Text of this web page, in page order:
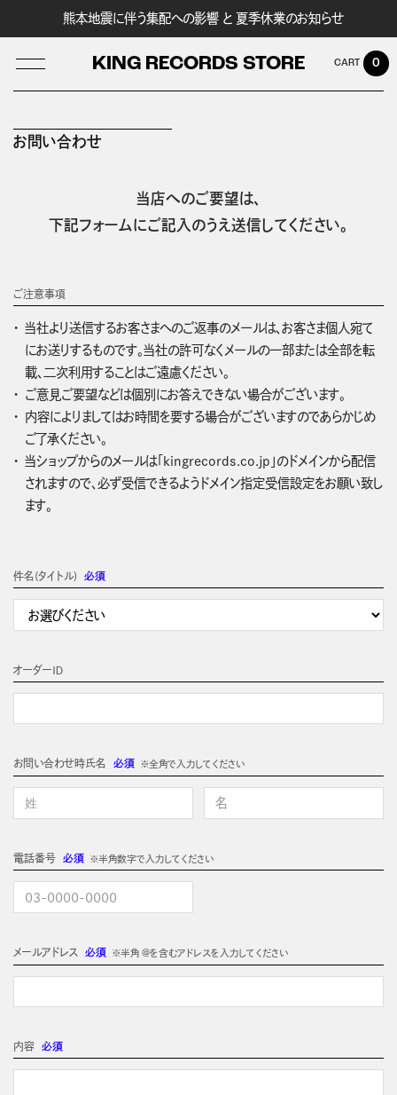
熊本地震に伴う集配への影響 と 夏季休業のお知らせ
KING RECORDS STORE 0
お問い合わせ
当店へのご要望は、
下記フォームにご記入のうえ送信してください。
ご注意事項
当社より送信するお客さまへのご返事のメールは、お客さま個人宛て
にお送りするものです。当社の許可なくメールの一部または全部を転
載、二次利用することはご遠慮ください。
ご意見ご要望などは個別にお答えできない場合がございます。
内容によりましてはお時間を要する場合がございますのであらかじめ
ご了承ください。
当ショップからのメールは「kingrecords.co.jp」のドメインから配信
されますので、必ず受信できるようドメイン指定受信設定をお願い致し
ます。
件名(タイトル) 必須
オーダーＩＤ
お問い合わせ時氏名 必須 ※全角で入力してください
電話番号必須 ※半角数字で入力してください
メールアドレス 必須 ※半角 @を含むアドレスを入力してください
内容 必須